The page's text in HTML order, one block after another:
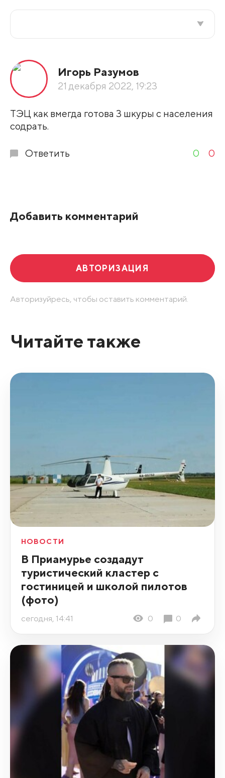
По рейтингу
Развернуть все
Игорь Разумов
21 декабря 2022, 19:23
ТЭЦ как вмегда готова 3 шкуры с населения
содрать.
Ответить 0 0
Добавить комментарий
АВТОРИЗАЦИЯ
Авторизуйресь, чтобы оставить комментарий.
Читайте также
НОВОСТИ
В Приамурье создадут
туристический кластер с
гостиницей и школой пилотов
(фото)
сегодня, 14:41 0 0